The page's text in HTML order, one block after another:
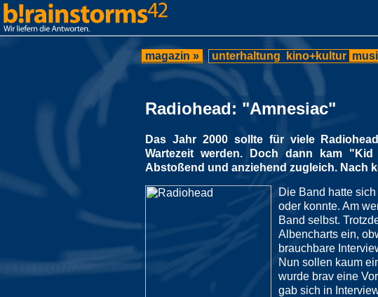
magazin » unterhaltung kino+kultur
Radiohead: "Amnesiac"
Das Jahr 2000 sollte für viele
Wartezeit werden. Doch dann kam
Abstoßend und anziehend zugleich. Nach
Die Band hatte
oder konnte. Am
Band selbst.
Albencharts ein,
brauchbare
Nun sollen kaum
wurde brav eine
gab sich in